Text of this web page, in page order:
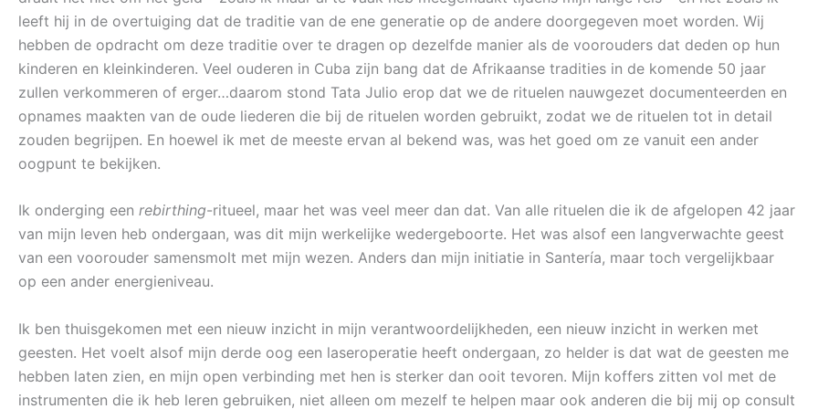
leeft hij in de overtuiging dat de traditie van de ene generatie op de andere doorgegeven moet worden. Wij
hebben de opdracht om deze traditie over te dragen op dezelfde manier als de voorouders dat deden op hun
kinderen en kleinkinderen. Veel ouderen in Cuba zijn bang dat de Afrikaanse tradities in de komende 50 jaar
zullen verkommeren of erger…daarom stond Tata Julio erop dat we de rituelen nauwgezet documenteerden en
opnames maakten van de oude liederen die bij de rituelen worden gebruikt, zodat we de rituelen tot in detail
zouden begrijpen. En hoewel ik met de meeste ervan al bekend was, was het goed om ze vanuit een ander
oogpunt te bekijken.
Ik onderging een rebirthing-ritueel, maar het was veel meer dan dat. Van alle rituelen die ik de afgelopen 42 jaar
van mijn leven heb ondergaan, was dit mijn werkelijke wedergeboorte. Het was alsof een langverwachte geest
van een voorouder samensmolt met mijn wezen. Anders dan mijn initiatie in Santería, maar toch vergelijkbaar
op een ander energieniveau.
Ik ben thuisgekomen met een nieuw inzicht in mijn verantwoordelijkheden, een nieuw inzicht in werken met
geesten. Het voelt alsof mijn derde oog een laseroperatie heeft ondergaan, zo helder is dat wat de geesten me
hebben laten zien, en mijn open verbinding met hen is sterker dan ooit tevoren. Mijn koffers zitten vol met de
instrumenten die ik heb leren gebruiken, niet alleen om mezelf te helpen maar ook anderen die bij mij op consult